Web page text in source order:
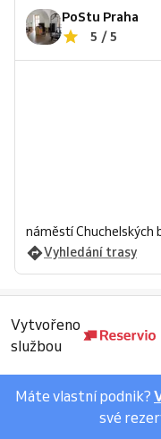
PoStu Praha
5 / 5
náměstí Chuchelských
Vyhledání trasy
Vytvořeno
službou
Máte vlastní podnik?
své